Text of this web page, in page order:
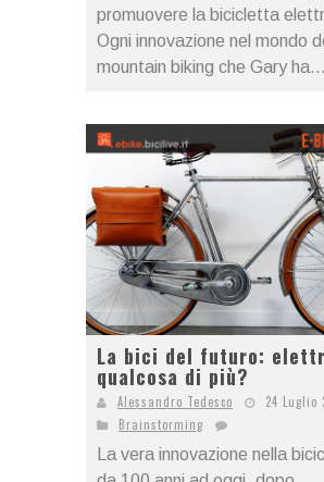
promuovere la bicicletta
Ogni innovazione nel mondo
mountain biking che Gary ha...
La bici del futuro:
qualcosa di più?
Alessandro Tedesco
24 Luglio
Brainstorming
La vera innovazione nella